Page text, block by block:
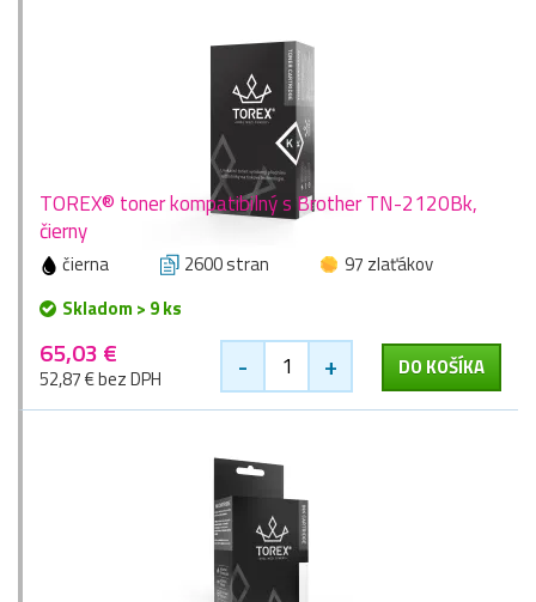
TOREX® toner kompatibilný s Brother TN-2120Bk,
čierny
čierna 2600 stran
97 zlaťákov
Skladom > 9 ks
65,03 €
52,87 € bez DPH - + DO KOŠÍKA